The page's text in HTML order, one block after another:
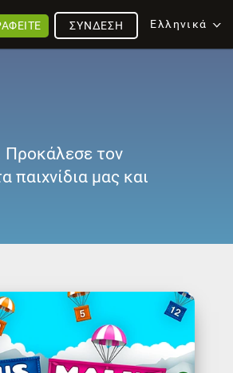
Ελληνικά
ΣΎΝΔΕΣΗ
Προκάλεσε τον
παιχνίδια μας και